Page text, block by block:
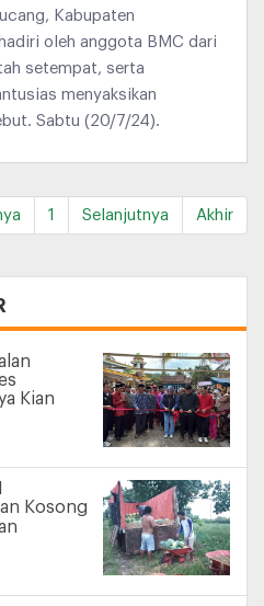
Kabupaten
oleh anggota BMC dari
setempat, serta
menyaksikan
Sabtu (20/7/24).
1 Selanjutnya Akhir
Kian
Kosong